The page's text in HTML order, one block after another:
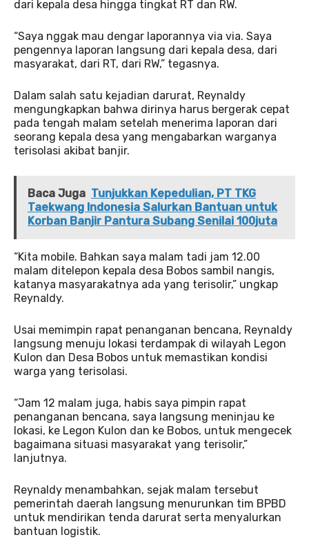
dari kepala desa hingga tingkat RT dan RW.
“Saya nggak mau dengar laporannya via via. Saya
pengennya laporan langsung dari kepala desa, dari
masyarakat, dari RT, dari RW,” tegasnya.
Dalam salah satu kejadian darurat, Reynaldy
mengungkapkan bahwa dirinya harus bergerak cepat
pada tengah malam setelah menerima laporan dari
seorang kepala desa yang mengabarkan warganya
terisolasi akibat banjir.
Baca Juga Tunjukkan Kepedulian, PT TKG
Taekwang Indonesia Salurkan Bantuan untuk
Korban Banjir Pantura Subang Senilai 100juta
“Kita mobile. Bahkan saya malam tadi jam 12.00
malam ditelepon kepala desa Bobos sambil nangis,
katanya masyarakatnya ada yang terisolir,” ungkap
Reynaldy.
Usai memimpin rapat penanganan bencana, Reynaldy
langsung menuju lokasi terdampak di wilayah Legon
Kulon dan Desa Bobos untuk memastikan kondisi
warga yang terisolasi.
“Jam 12 malam juga, habis saya pimpin rapat
penanganan bencana, saya langsung meninjau ke
lokasi, ke Legon Kulon dan ke Bobos, untuk mengecek
bagaimana situasi masyarakat yang terisolir,”
lanjutnya.
Reynaldy menambahkan, sejak malam tersebut
pemerintah daerah langsung menurunkan tim BPBD
untuk mendirikan tenda darurat serta menyalurkan
bantuan logistik.